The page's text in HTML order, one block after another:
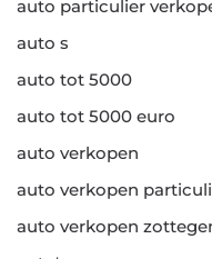
auto particulier
auto s
auto tot 5000
auto tot 5000 euro
auto verkopen
auto verkopen
auto verkopen